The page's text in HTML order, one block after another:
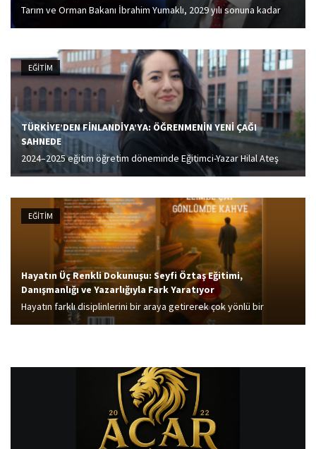
Tarım ve Orman Bakanı İbrahim Yumaklı, 2029 yılı sonuna kadar
devam edecek protokolle, 7 farklı konuyu Milli Eğitim Bakanlığı ile
eğitim, yeşil vatanın korunması,...
EĞİTİM
TÜRKİYE’DEN FİNLANDİYA’YA: ÖĞRENMENİN YENİ ÇAĞI
SAHNEDE
2024–2025 eğitim öğretim döneminde Eğitimci-Yazar Hilal Ateş
Öztan ve Prof. Dr. Mustafa Sever liderliğinde model yeniden
dönüşümle birlikte Vitanova School, yalnızca bir program...
EĞİTİM
Hayatın Üç Renkli Dokunuşu: Seyfi Öztaş Eğitimi,
Danışmanlığı ve Yazarlığıyla Fark Yaratıyor
Hayatın farklı disiplinlerini bir araya getirerek çok yönlü bir
kariyer inşa eden Seyfi Öztaş, eğitimden aile danışmanlığına,